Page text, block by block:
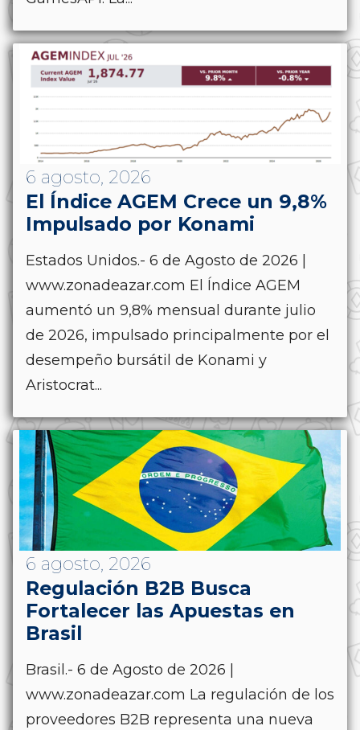
6 agosto, 2026
El Índice AGEM Crece un 9,8%
Impulsado por Konami
Estados Unidos.- 6 de Agosto de 2026 |
www.zonadeazar.com El Índice AGEM
aumentó un 9,8% mensual durante julio
de 2026, impulsado principalmente por el
desempeño bursátil de Konami y
Aristocrat...
6 agosto, 2026
Regulación B2B Busca
Fortalecer las Apuestas en
Brasil
Brasil.- 6 de Agosto de 2026 |
www.zonadeazar.com La regulación de los
proveedores B2B representa una nueva